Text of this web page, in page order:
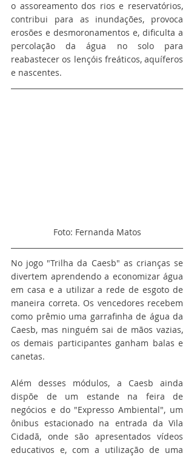
o assoreamento dos rios e reservatórios,
contribui para as inundações, provoca
erosões e desmoronamentos e, dificulta a
percolação da água no solo para
reabastecer os lençóis freáticos, aquíferos
e nascentes.
Foto: Fernanda Matos
No jogo "Trilha da Caesb" as crianças se
divertem aprendendo a economizar água
em casa e a utilizar a rede de esgoto de
maneira correta. Os vencedores recebem
como prêmio uma garrafinha de água da
Caesb, mas ninguém sai de mãos vazias,
os demais participantes ganham balas e
canetas.
Além desses módulos, a Caesb ainda
dispõe de um estande na feira de
negócios e do "Expresso Ambiental", um
ônibus estacionado na entrada da Vila
Cidadã, onde são apresentados vídeos
educativos e, com a utilização de uma